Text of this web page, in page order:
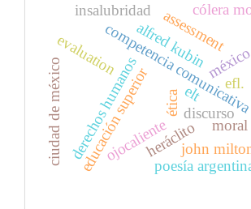
discurso
competencia comunicativa
educación superiorheráclito
john
poesía
derechos humanos ética
moral
méxico
alfred kubin
assessment
evaluation
elt efl.
cólera
ojocaliente
ciudad de méxico
insalubridad